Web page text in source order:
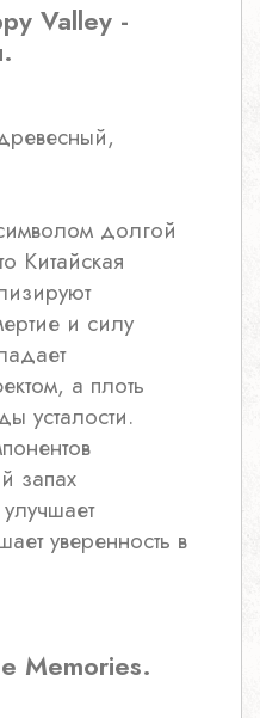
Valley -
долгой
Китайская
и силу
а плоть
усталости.
запах
уверенность в
Memories.